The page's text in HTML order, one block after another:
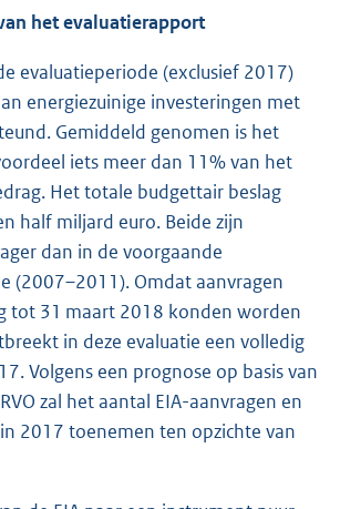
het evaluatierapport
evaluatieperiode (exclusief 2017)
energiezuinige investeringen met
Gemiddeld genomen is het
iets meer dan 11% van het
Het totale budgettair beslag
half miljard euro. Beide zijn
dan in de voorgaande
(2007–2011). Omdat aanvragen
tot 31 maart 2018 konden worden
in deze evaluatie een volledig
Volgens een prognose op basis van
zal het aantal EIA-aanvragen en
2017 toenemen ten opzichte van